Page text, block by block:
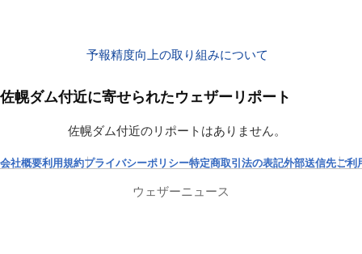
予報精度向上の取り組みについて
佐幌ダム付近に寄せられたウェザーリポート
佐幌ダム付近のリポートはありません。
会社概要利用規約プライバシーポリシー特定商取引法の表記外部送信先ご利
ウェザーニュース